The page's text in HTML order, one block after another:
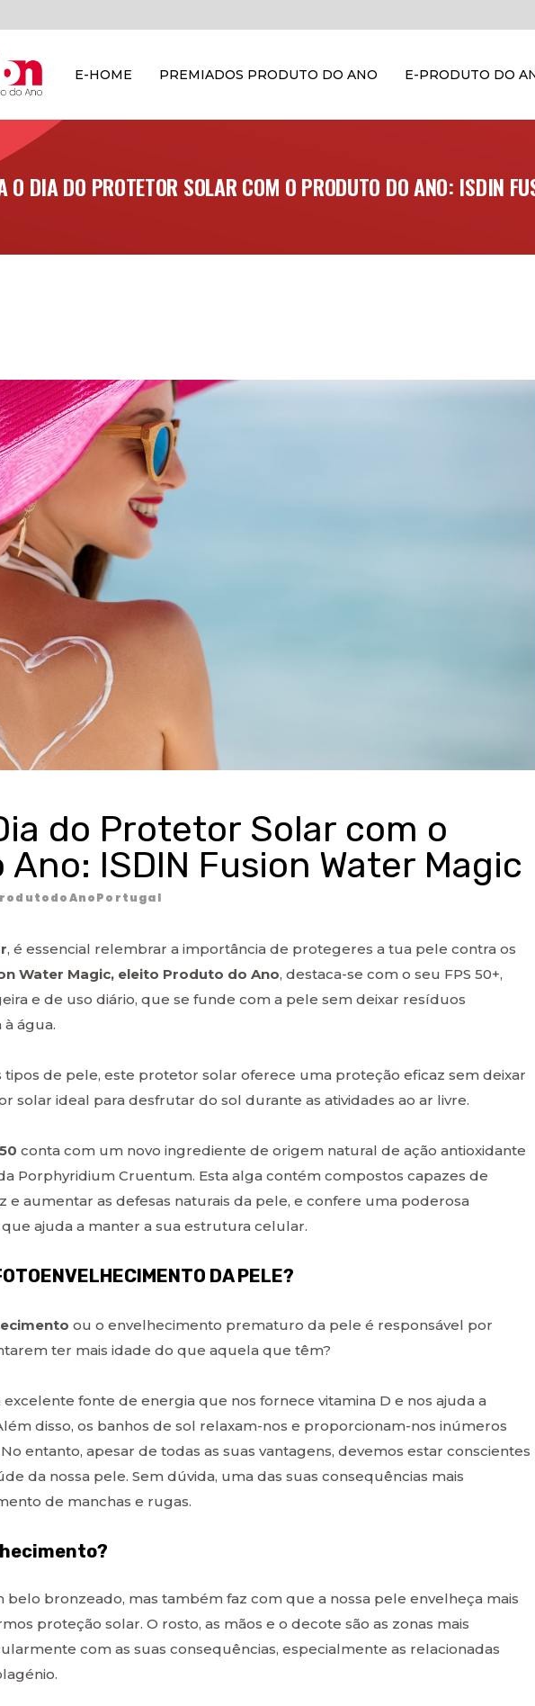
E-HOME PREMIADOS PRODUTO DO ANO E-PRODUTO DO
O DIA DO PROTETOR SOLAR COM O PRODUTO DO ANO: ISDIN
do Protetor Solar com o
ISDIN Fusion Water Magic
, é essencial relembrar a importância de protegeres a tua pele contra os
Water Magic, eleito Produto do Ano, destaca-se com o seu FPS 50+,
e de uso diário, que se funde com a pele sem deixar resíduos
água.
de pele, este protetor solar oferece uma proteção eficaz sem deixar
solar ideal para desfrutar do sol durante as atividades ao ar livre.
conta com um novo ingrediente de origem natural de ação antioxidante
Porphyridium Cruentum. Esta alga contém compostos capazes de
e aumentar as defesas naturais da pele, e confere uma poderosa
ajuda a manter a sua estrutura celular.
DA PELE?
ou o envelhecimento prematuro da pele é responsável por
ter mais idade do que aquela que têm?
excelente fonte de energia que nos fornece vitamina D e nos ajuda a
disso, os banhos de sol relaxam-nos e proporcionam-nos inúmeros
entanto, apesar de todas as suas vantagens, devemos estar conscientes
da nossa pele. Sem dúvida, uma das suas consequências mais
de manchas e rugas.
belo bronzeado, mas também faz com que a nossa pele envelheça mais
proteção solar. O rosto, as mãos e o decote são as zonas mais
com as suas consequências, especialmente as relacionadas